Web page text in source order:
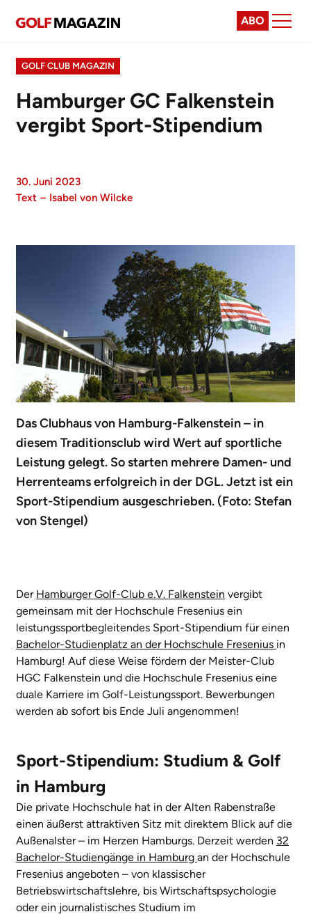
ABO
GOLF CLUB MAGAZIN
Hamburger GC Falkenstein
vergibt Sport-Stipendium
30. Juni 2023
Text – Isabel von Wilcke
Das Clubhaus von Hamburg-Falkenstein – in
diesem Traditionsclub wird Wert auf sportliche
Leistung gelegt. So starten mehrere Damen- und
Herrenteams erfolgreich in der DGL. Jetzt ist ein
Sport-Stipendium ausgeschrieben. (Foto: Stefan
von Stengel)
Der Hamburger Golf-Club e.V. Falkenstein vergibt
gemeinsam mit der Hochschule Fresenius ein
leistungssportbegleitendes Sport-Stipendium für einen
Bachelor-Studienplatz an der Hochschule Fresenius in
Hamburg! Auf diese Weise fördern der Meister-Club
HGC Falkenstein und die Hochschule Fresenius eine
duale Karriere im Golf-Leistungssport. Bewerbungen
werden ab sofort bis Ende Juli angenommen!
Sport-Stipendium: Studium & Golf
in Hamburg
Die private Hochschule hat in der Alten Rabenstraße
einen äußerst attraktiven Sitz mit direktem Blick auf die
Außenalster – im Herzen Hamburgs. Derzeit werden 32
Bachelor-Studiengänge in Hamburg an der Hochschule
Fresenius angeboten – von klassischer
Betriebswirtschaftslehre, bis Wirtschaftspsychologie
oder ein journalistisches Studium im